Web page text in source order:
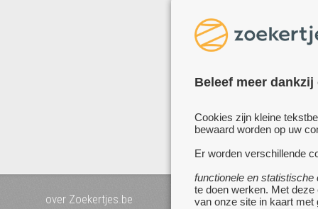
Beleef meer
Cookies zijn kleine
bewaard worden op uw
Er worden verschillende
functionele en statistische
te doen werken. Met
van onze site in kaart met
tuinhuis en
tot rust te
over Zoekertjes.be
voeg uw zoekertje toe